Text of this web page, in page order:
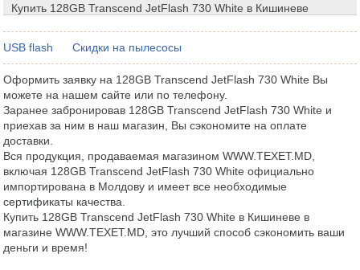
Купить 128GB Transcend JetFlash 730 White в Кишиневе
USB flash Скидки на пылесосы
Оформить заявку на 128GB Transcend JetFlash 730 White Вы
можете на нашем сайте или по телефону.
Заранее забронировав 128GB Transcend JetFlash 730 White и
приехав за ним в наш магазин, Вы сэкономите на оплате
доставки.
Вся продукция, продаваемая магазином WWW.TEXET.MD,
включая 128GB Transcend JetFlash 730 White официально
импортирована в Молдову и имеет все необходимые
сертификаты качества.
Купить 128GB Transcend JetFlash 730 White в Кишиневе в
магазине WWW.TEXET.MD, это лучший способ сэкономить ваши
деньги и время!